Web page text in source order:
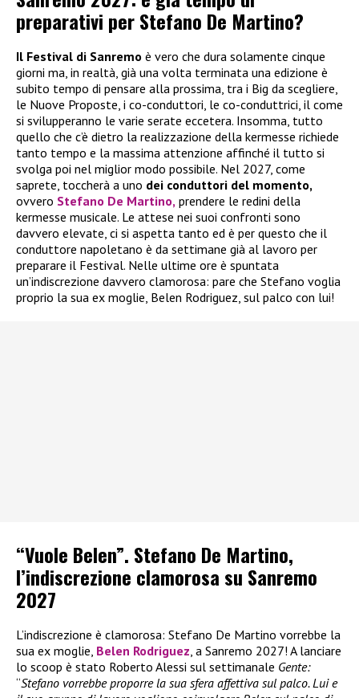
preparativi per Stefano De Martino?
Il Festival di Sanremo è vero che dura solamente cinque
giorni ma, in realtà, già una volta terminata una edizione è
subito tempo di pensare alla prossima, tra i Big da scegliere,
le Nuove Proposte, i co-conduttori, le co-conduttrici, il come
si svilupperanno le varie serate eccetera. Insomma, tutto
quello che c’è dietro la realizzazione della kermesse richiede
tanto tempo e la massima attenzione affinché il tutto si
svolga poi nel miglior modo possibile. Nel 2027, come
saprete, toccherà a uno dei conduttori del momento,
ovvero Stefano De Martino, prendere le redini della
kermesse musicale. Le attese nei suoi confronti sono
davvero elevate, ci si aspetta tanto ed è per questo che il
conduttore napoletano è da settimane già al lavoro per
preparare il Festival. Nelle ultime ore è spuntata
un’indiscrezione davvero clamorosa: pare che Stefano voglia
proprio la sua ex moglie, Belen Rodriguez, sul palco con lui!
“Vuole Belen”. Stefano De Martino,
l’indiscrezione clamorosa su Sanremo
2027
L’indiscrezione è clamorosa: Stefano De Martino vorrebbe la
sua ex moglie, Belen Rodriguez, a Sanremo 2027! A lanciare
lo scoop è stato Roberto Alessi sul settimanale Gente:
“Stefano vorrebbe proporre la sua sfera affettiva sul palco. Lui e